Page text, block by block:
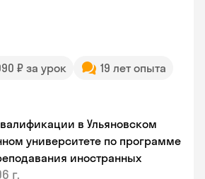
₽ за урок
19 лет опыта
в Ульяновском
университете по программе
иностранных
г.